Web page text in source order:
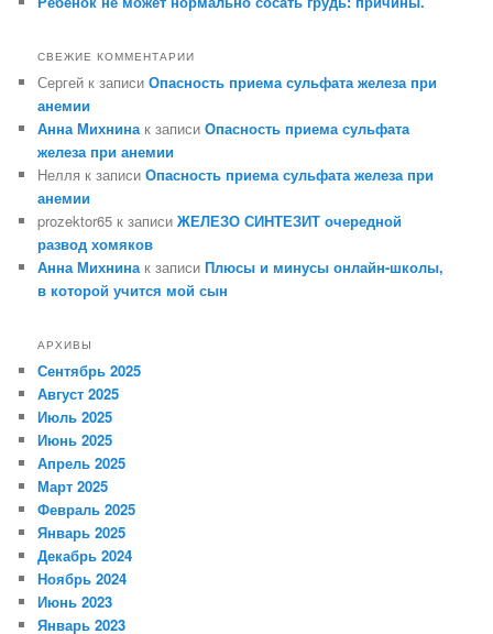
СВЕЖИЕ КОММЕНТАРИИ
Сергей к записиОпасность приема сульфата железа при
анемии
Анна Михнинак записиОпасность приема сульфата
железа при анемии
Нелля к записиОпасность приема сульфата железа при
анемии
prozektor65 к записиЖЕЛЕЗО СИНТЕЗИТ очередной
развод хомяков
Анна Михнинак записиПлюсы и минусы онлайн-школы,
в которой учится мой сын
АРХИВЫ
Сентябрь 2025
Август 2025
Июль 2025
Июнь 2025
Апрель 2025
Март 2025
Февраль 2025
Январь 2025
Декабрь 2024
Ноябрь 2024
Июнь 2023
Январь 2023